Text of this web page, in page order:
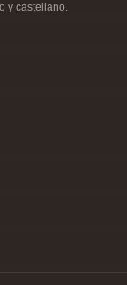
y castellano.